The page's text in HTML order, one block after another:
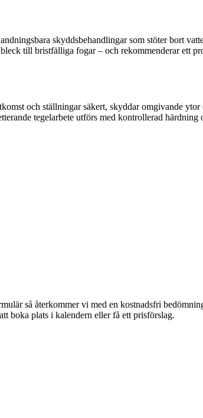
skyddsbehandlingar som stöter bort
till bristfälliga fogar – och rekommenderar ett
och ställningar säkert, skyddar omgivande ytor
tegelarbete utförs med kontrollerad
så återkommer vi med en kostnadsfri
boka plats i kalendern eller få ett prisförslag.